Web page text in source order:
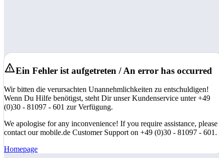
Ein Fehler ist aufgetreten / An error has occurred
Wir bitten die verursachten Unannehmlichkeiten zu entschuldigen!
Wenn Du Hilfe benötigst, steht Dir unser Kundenservice unter +49
(0)30 - 81097 - 601 zur Verfügung.
We apologise for any inconvenience! If you require assistance, please
contact our mobile.de Customer Support on +49 (0)30 - 81097 - 601.
Homepage